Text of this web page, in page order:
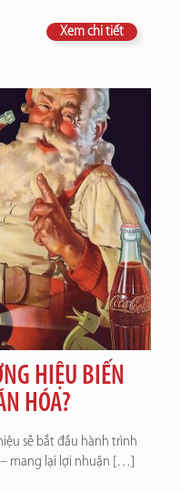
Xem chi tiết
HIỆU BIẾN
HÓA?
sẽ bắt đầu hành trình
mang lại lợi nhuận […]